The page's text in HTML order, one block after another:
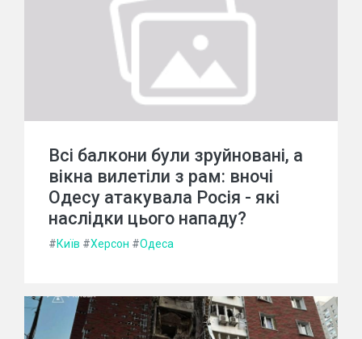
Всі балкони були зруйновані, а
вікна вилетіли з рам: вночі
Одесу атакувала Росія - які
наслідки цього нападу?
#Київ #Херсон #Одеса